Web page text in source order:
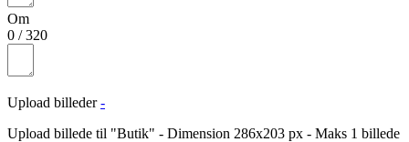
Om
0 /320
Upload billeder -
Upload billede til "Butik" - Dimension 286x203 px - Maks 1 billede